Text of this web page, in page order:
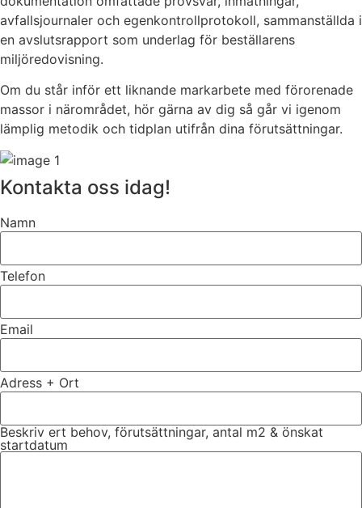
avfallsjournaler och egenkontrollprotokoll, sammanställda i
en avslutsrapport som underlag för beställarens
miljöredovisning.
Om du står inför ett liknande markarbete med förorenade
massor i närområdet, hör gärna av dig så går vi igenom
lämplig metodik och tidplan utifrån dina förutsättningar.
Kontakta oss idag!
Namn
Telefon
Email
Adress + Ort
Beskriv ert behov, förutsättningar, antal m2 & önskat
startdatum